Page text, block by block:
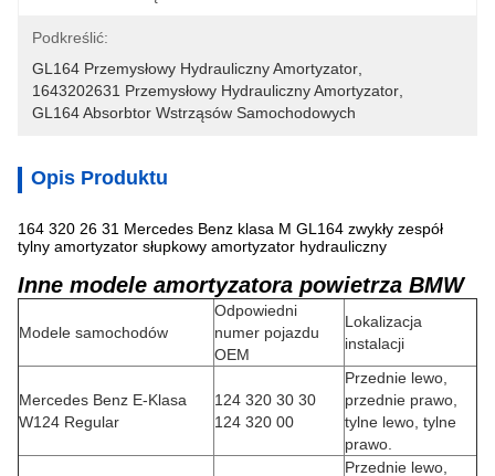
Podkreślić:
GL164 Przemysłowy Hydrauliczny Amortyzator
1643202631 Przemysłowy Hydrauliczny Amortyzator
GL164 Absorbtor Wstrząsów Samochodowych
Opis Produktu
164 320 26 31 Mercedes Benz klasa M GL164 zwykły zespół
tylny amortyzator słupkowy amortyzator hydrauliczny
Inne modele amortyzatora powietrza BMW
Modele samochodów
Odpowiedni
numer pojazdu
OEM
Lokalizacja
instalacji
Mercedes Benz E-Klasa
W124 Regular
124 320 30 30
124 320 00
Przednie lewo,
przednie prawo,
tylne lewo, tylne
prawo.
Przednie lewo,